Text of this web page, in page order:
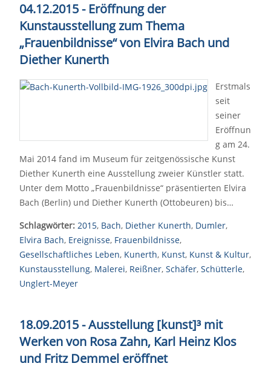
04.12.2015 - Eröffnung der
Kunstausstellung zum Thema
„Frauenbildnisse“von Elvira Bach und
Diether Kunerth
Erstmals
seit
seiner
Eröffnun
g am 24.
Mai 2014 fand im Museum für zeitgenössische Kunst
Diether Kunerth eine Ausstellung zweier Künstler statt.
Unter dem Motto „Frauenbildnisse“ präsentierten Elvira
Bach (Berlin) und Diether Kunerth (Ottobeuren) bis…
Schlagwörter: 2015, Bach, Diether Kunerth, Dumler,
Elvira Bach, Ereignisse, Frauenbildnisse,
Gesellschaftliches Leben, Kunerth, Kunst, Kunst & Kultur,
Kunstausstellung, Malerei, Reißner, Schäfer, Schütterle,
Unglert-Meyer
18.09.2015 - Ausstellung [kunst]³ mit
Werken von Rosa Zahn, Karl Heinz Klos
und Fritz Demmel eröffnet